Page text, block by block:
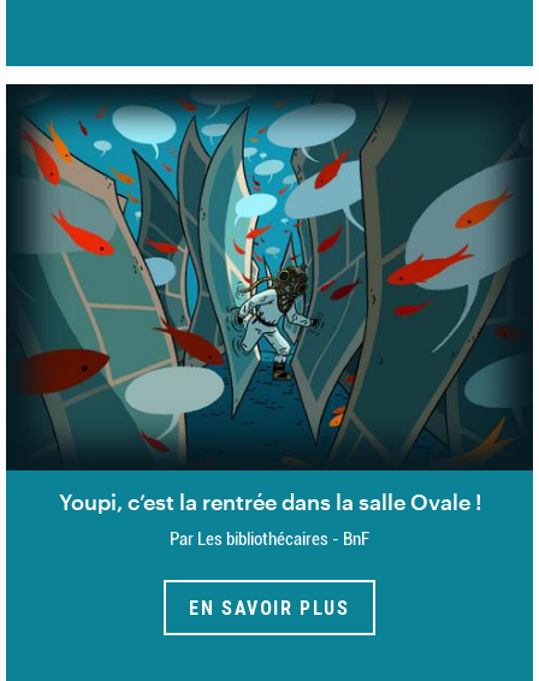
Youpi, c’est la rentrée dans la salle Ovale !
Par Les bibliothécaires - BnF
EN SAVOIR PLUS